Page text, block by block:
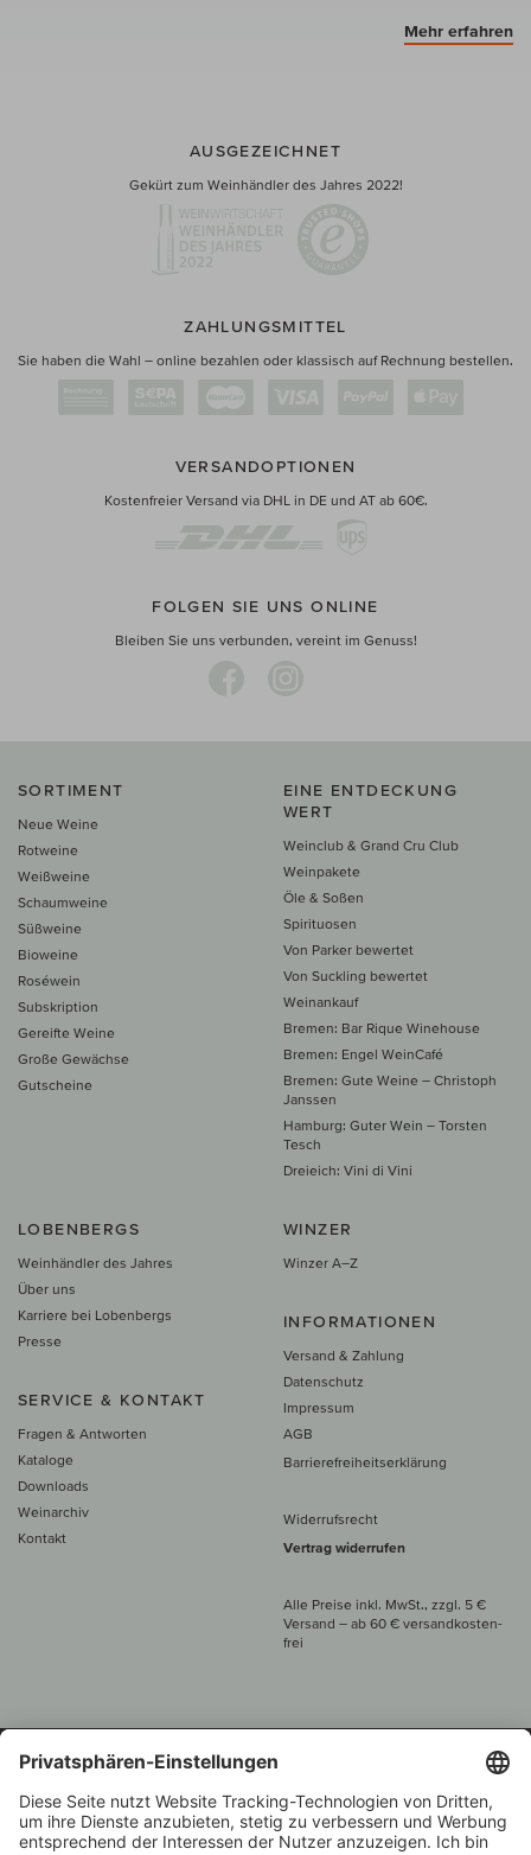
Mehr erfahren
AUSGEZEICHNET
Gekürt zum Weinhändler des Jahres 2022!
ZAHLUNGSMITTEL
Sie haben die Wahl – online bezahlen oder klassisch auf Rechnung bestellen.
VERSANDOPTIONEN
Kostenfreier Versand via DHL in DE und AT ab 60€.
FOLGEN SIE UNS ONLINE
Bleiben Sie uns verbunden, vereint im Genuss!
SORTIMENT
Neue Weine
Rotweine
Weißweine
Schaumweine
Süßweine
Bioweine
Roséwein
Subskription
Gereifte Weine
Große Gewächse
Gutscheine
EINE ENTDECKUNG
WERT
Weinclub & Grand Cru Club
Weinpakete
Öle & Soßen
Spirituosen
Von Parker bewertet
Von Suckling bewertet
Weinankauf
Bremen: Bar Rique Winehouse
Bremen: Engel WeinCafé
Bremen: Gute Weine – Christoph
Janssen
Hamburg: Guter Wein – Torsten
Tesch
Dreieich: Vini di Vini
LOBENBERGS
Weinhändler des Jahres
Über uns
Karriere bei Lobenbergs
Presse
SERVICE & KONTAKT
Fragen & Antworten
Kataloge
Downloads
Weinarchiv
Kontakt
WINZER
Winzer A–Z
INFORMATIONEN
Versand & Zahlung
Datenschutz
Impressum
AGB
Barrierefreiheitserklärung
Widerrufsrecht
Vertrag widerrufen
Alle Preise inkl. MwSt., zzgl. 5 €
Versand – ab 60 € versand­kosten­
frei
Beratung unter
+49 421 696 797-0